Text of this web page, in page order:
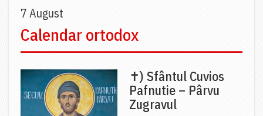
7 August
Calendar ortodox
✝) Sfântul Cuvios
Pafnutie – Pârvu
Zugravul